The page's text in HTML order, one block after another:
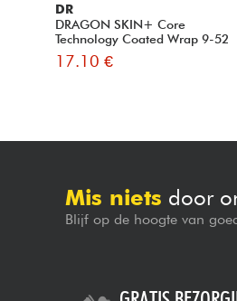
DR
DRAGON SKIN+ Core
Technology Coated Wrap 9-52
17.10 €
Mis niets door
Blijf op de hoogte van